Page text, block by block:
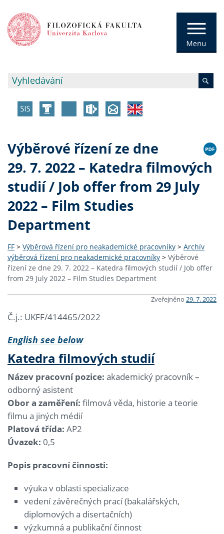
Výběrové řízení ze dne
29. 7. 2022 – Katedra filmových
studií / Job offer from 29 July
2022 – Film Studies
Department
FF > Výběrová řízení pro neakademické pracovníky > Archív
výběrová řízení pro neakademické pracovníky > Výběrové
řízení ze dne 29. 7. 2022 – Katedra filmových studií / Job offer
from 29 July 2022 – Film Studies Department
Zveřejněno 29. 7. 2022
Č.j.: UKFF/414465/2022
English see below
Katedra filmových studií
Název pracovní pozice: akademický pracovník –
odborný asistent
Obor a zaměření: filmová věda, historie a teorie
filmu a jiných médií
Platová třída: AP2
Úvazek: 0,5
Popis pracovní činnosti:
výuka v oblasti specializace
vedení závěrečných prací (bakalářských,
diplomových a disertačních)
výzkumná a publikační činnost